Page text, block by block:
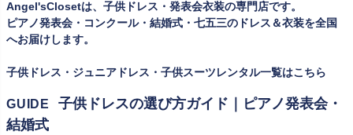
何よりお子様を輝かせます。レンタルなら、その時のジャストサイ
ズを遠慮なく選べるのが最大のメリット。胸囲・身丈の正しい測り
② 舞台で映える色・楽器に合うデザインを選ぶ
発表会の舞台は照明が強く、客席からは意外と色味が飛んで見え
Angel'sClosetは、子供ドレス・発表会衣装の専門店です。
ピアノ発表会・コンクール・結婚式・七五三のドレス＆衣装を全国
へお届けします。
子供ドレス・ジュニアドレス・子供スーツレンタル一覧はこちら
GUIDE
子供ドレスの選び方ガイド｜ピアノ発表会・
結婚式